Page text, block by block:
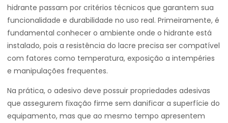
hidrante passam por critérios técnicos que garantem sua
funcionalidade e durabilidade no uso real. Primeiramente, é
fundamental conhecer o ambiente onde o hidrante está
instalado, pois a resistência do lacre precisa ser compatível
com fatores como temperatura, exposição a intempéries
e manipulações frequentes.
Na prática, o adesivo deve possuir propriedades adesivas
que assegurem fixação firme sem danificar a superfície do
equipamento, mas que ao mesmo tempo apresentem